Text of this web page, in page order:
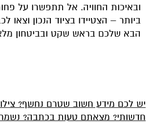
ובאיכות החוויה. אל תתפשרו על
ביותר – הצטיידו בציוד הנכון וצאו
הבא שלכם בראש שקט ובביטחון
יש לכם מידע חשוב שטרם נחשף?
חדשותי? מצאתם טעות בכתבה?